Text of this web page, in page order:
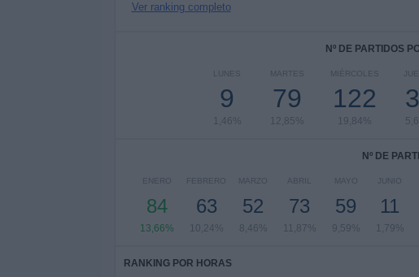
Ver ranking completo
Nº DE PARTIDOS
LUNES
9
1,46%
MARTES
79
12,85%
MIÉRCOLES
122
19,84%
Nº DE
ENERO
84
13,66%
FEBRERO
63
10,24%
MARZO
52
8,46%
ABRIL
73
11,87%
MAYO
59
9,59%
JUNIO
11
1,79%
RANKING POR HORAS